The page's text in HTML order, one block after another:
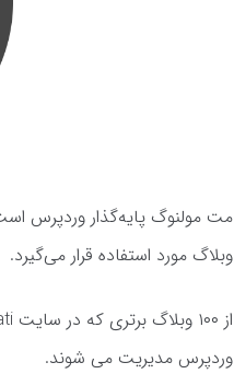
مت مولنوگ پایه‌گذار وردپرس
وبلاگ مورد استفاده قرار می‌گیرد.
وردپرس مدیریت می شوند.